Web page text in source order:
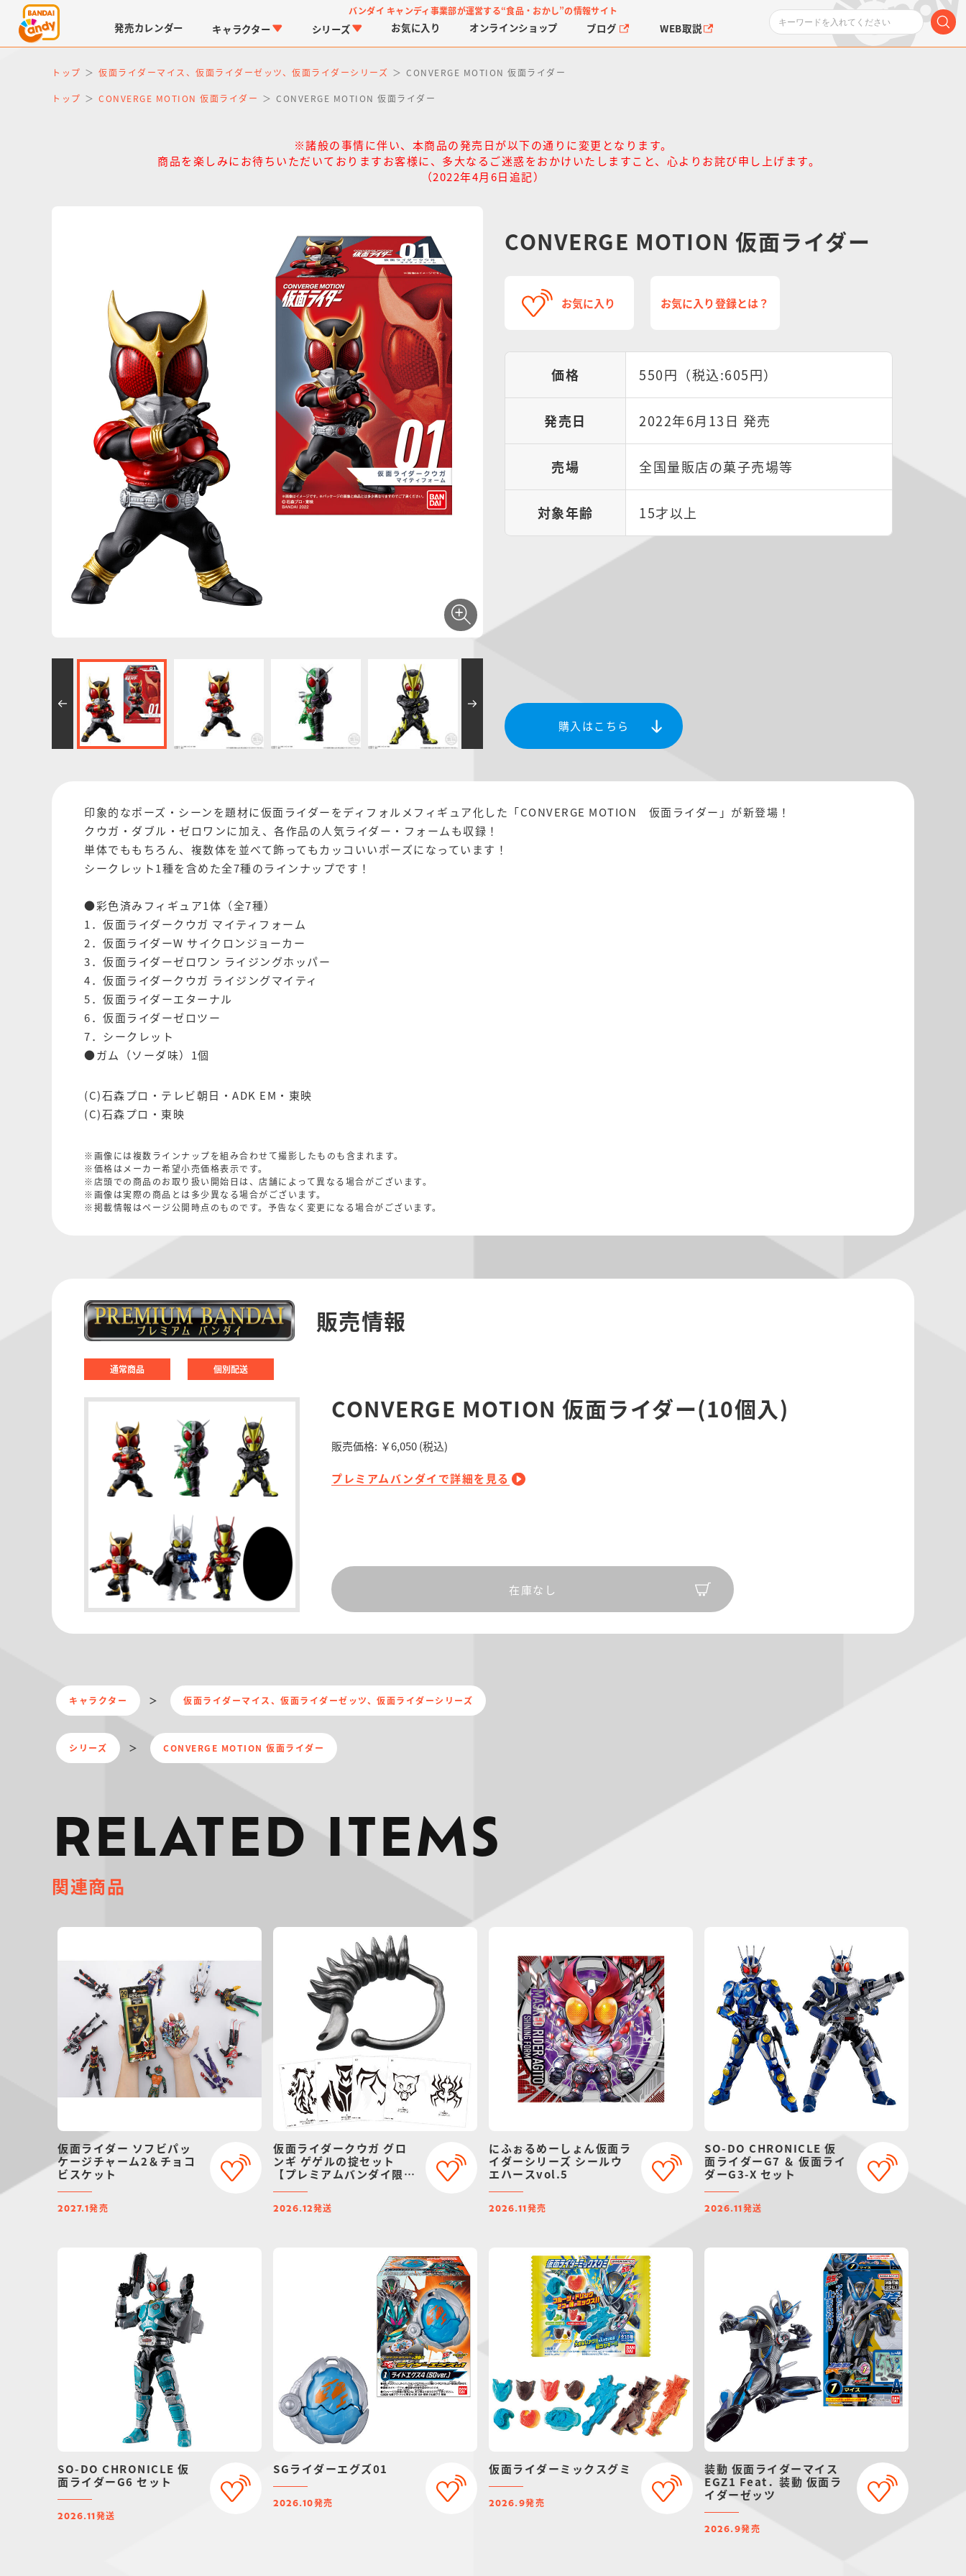
バンダイ キャンディ事業部が運営する“食品・おかし”の情報サイト
発売カレンダー キャラクター シリーズ お気に入り オンラインショップ ブログ WEB取説
トップ 仮面ライダーマイス、仮面ライダーゼッツ、仮面ライダーシリーズ CONVERGE MOTION 仮面ライダー
トップ CONVERGE MOTION 仮面ライダー CONVERGE MOTION 仮面ライダー
※諸般の事情に伴い、本商品の発売日が以下の通りに変更となります。
商品を楽しみにお待ちいただいておりますお客様に、多大なるご迷惑をおかけいたしますこと、心よりお詫び申し上げます。
（2022年4月6日追記）
CONVERGE MOTION 仮面ライダー
お気に入り お気に入り登録とは？
価格 550円（税込:605円）
発売日 2022年6月13日 発売
売場 全国量販店の菓子売場等
対象年齢 15才以上
購入はこちら
印象的なポーズ・シーンを題材に仮面ライダーをディフォルメフィギュア化した「CONVERGE MOTION 仮面ライダー」が新登場！
クウガ・ダブル・ゼロワンに加え、各作品の人気ライダー・フォームも収録！
単体でももちろん、複数体を並べて飾ってもカッコいいポーズになっています！
シークレット1種を含めた全7種のラインナップです！
●彩色済みフィギュア1体（全7種）
1．仮面ライダークウガ マイティフォーム
2．仮面ライダーW サイクロンジョーカー
3．仮面ライダーゼロワン ライジングホッパー
4．仮面ライダークウガ ライジングマイティ
5．仮面ライダーエターナル
6．仮面ライダーゼロツー
7．シークレット
●ガム（ソーダ味）1個
(C)石森プロ・テレビ朝日・ADK EM・東映
(C)石森プロ・東映
※画像には複数ラインナップを組み合わせて撮影したものも含まれます。
※価格はメーカー希望小売価格表示です。
※店頭での商品のお取り扱い開始日は、店舗によって異なる場合がございます。
※画像は実際の商品とは多少異なる場合がございます。
※掲載情報はページ公開時点のものです。予告なく変更になる場合がございます。
販売情報
通常商品 個別配送
CONVERGE MOTION 仮面ライダー(10個入)
販売価格: ￥6,050(税込)
プレミアムバンダイで詳細を見る
在庫なし
キャラクター 仮面ライダーマイス、仮面ライダーゼッツ、仮面ライダーシリーズ
シリーズ CONVERGE MOTION 仮面ライダー
RELATED ITEMS
関連商品
仮面ライダー ソフビパッ
ケージチャーム2＆チョコ
ビスケット
2027.1発売
仮面ライダークウガ グロ
ンギ ゲゲルの掟セット
【プレミアムバンダイ限
2026.12発送
にふぉるめーしょん仮面ラ
イダーシリーズ シールウ
エハースvol.5
2026.11 発売
SO-DO CHRONICLE 仮
面ライダーG7 ＆ 仮面ライ
ダーG3-X セット
2026.11 発送
SO-DO CHRONICLE 仮
面ライダーG6 セット
2026.11 発送
SGライダーエグズ01
2026.10発売
仮面ライダーミックスグミ
2026.9発売
装動 仮面ライダーマイス
EGZ1 Feat．装動 仮面ラ
イダーゼッツ
2026.9発売